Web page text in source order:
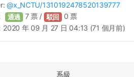
@x_NCTU/1310192478520139777
通過 7票 / 駁回 0 票
2020 年 09 月 27 日 04:13 (71 個月前)
系級